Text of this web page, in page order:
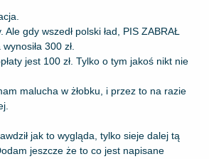
Ale gdy wszedł polski ład, PIS ZABRAŁ
300 zł.
jest 100 zł. Tylko o tym jakoś nikt nie
malucha w żłobku, i przez to na razie
jak to wygląda, tylko sieje dalej tą
jeszcze że to co jest napisane